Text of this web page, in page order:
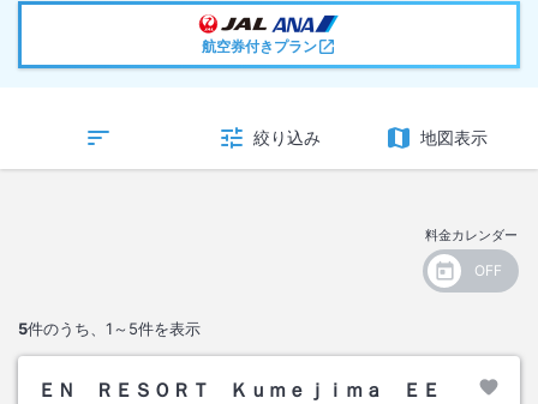
航空券付きプラン
絞り込み 地図表示
料金カレンダー
5件のうち、 1～5件を表示
ＥＮ ＲＥＳＯＲＴ Ｋｕｍｅｊｉｍａ ＥＥ